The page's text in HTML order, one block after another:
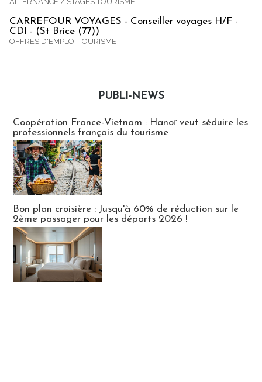
CARREFOUR VOYAGES - Conseiller voyages H/F -
CDI - (St Brice (77))
OFFRES D'EMPLOI TOURISME
PUBLI-NEWS
Coopération France-Vietnam : Hanoï veut séduire les
professionnels français du tourisme
Bon plan croisière : Jusqu'à 60% de réduction sur le
2ème passager pour les départs 2026 !